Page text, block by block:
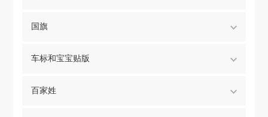
国旗
车标和宝宝贴版
百家姓